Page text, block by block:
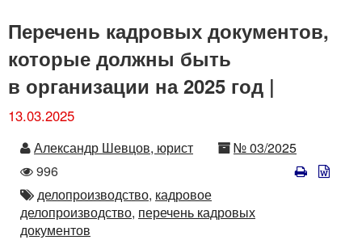
Перечень кадровых документов,
которые должны быть
в организации на 2025 год |
13.03.2025
Автор
Александр Шевцов, юрист Номер
№ 03/2025
Количество
просмотров
996
Автор
делопроизводство, кадровое
делопроизводство, перечень кадровых
документов